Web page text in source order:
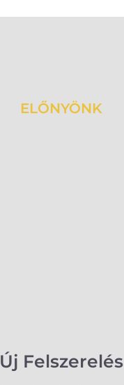
ELŐNYÖNK
Új Felszerelés